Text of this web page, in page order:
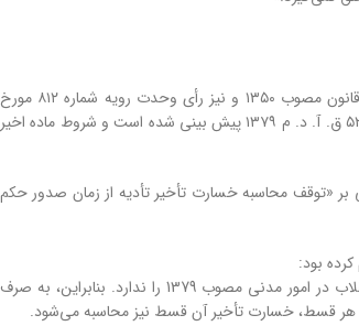
سابقه تقنینی در الحاق یک تبصره به ماده ۴ قانون صدور چك در سال ۱۳۷۹، و قبل از آن، حکم مندرج در ماده ۱۲ همین قانون مصوب ۱۳۵۰ و نیز رأی وحدت رویه شماره ۸۱۲ مورخ
۱۴۰۰/۰۶/۰۱ نشان می داد که مطالبه خسارت تأخیر تأدیه وجه چك به طور مطلق و صرفنظر از شروط لاحق مندرج در ماده ۵۲۲ ق. آ. د. م ۱۳۷۹ پیش بینی شده است و شروط ماده اخیر
دادگاه تجدید نظر استان یزد مبنی بر «توقف محاسبه خسارت تأخیر تأدیه از زمان صدور حکم
خسارت تأخیر تأدیه وجه چک، مشمول قانون خاص است. لذا قیود ماده 522 قانون آیین دادرسی دادگاه‌های عمومی و انقلاب در امور مدنی مصوب 1379 را ندارد. بنابراین، به صرف
هر قسط، خسارت تأخیر آن قسط نیز محاسبه می‌شود.